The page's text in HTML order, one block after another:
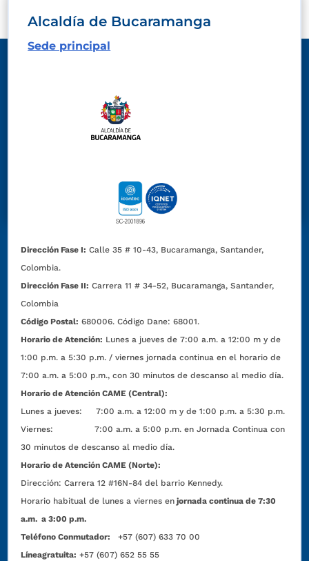
Alcaldía de Bucaramanga
Sede principal
Dirección Fase I: Calle 35 # 10-43, Bucaramanga, Santander,
Colombia.
Dirección Fase II: Carrera 11 # 34-52, Bucaramanga, Santander,
Colombia
Código Postal: 680006. Código Dane: 68001.
Horario de Atención: Lunes a jueves de 7:00 a.m. a 12:00 m y de
1:00 p.m. a 5:30 p.m. / viernes jornada continua en el horario de
7:00 a.m. a 5:00 p.m., con 30 minutos de descanso al medio día.
Horario de Atención CAME (Central):
Lunes a jueves: 7:00 a.m. a 12:00 m y de 1:00 p.m. a 5:30 p.m.
Viernes: 7:00 a.m. a 5:00 p.m. en Jornada Continua con
30 minutos de descanso al medio día.
Horario de Atención CAME (Norte):
Dirección:Carrera 12 #16N-84 del barrio Kennedy.
Horario habitual de lunes a viernes en jornada continua de 7:30
a.m. a 3:00 p.m.
Teléfono Conmutador:
+57 (607) 633 70 00
Líneagratuita: +57 (607) 652 55 55